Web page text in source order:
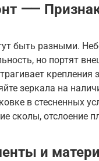
⸺
быть разными.
но портят
крепления
зеркала на
в стесненных
сколы, отслоение
и